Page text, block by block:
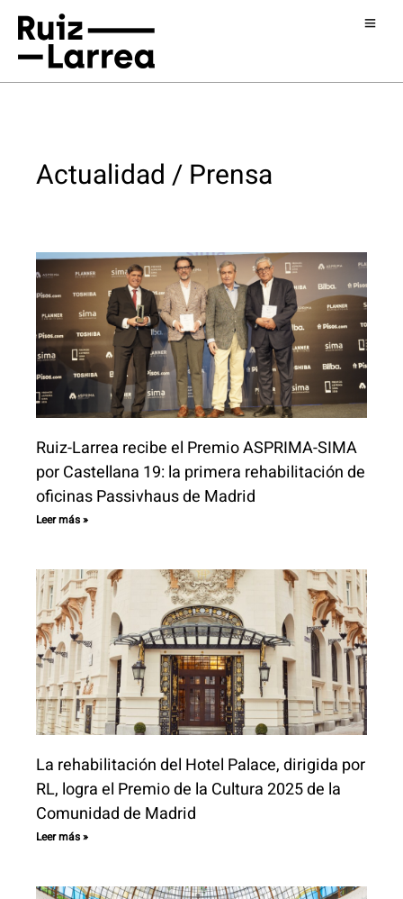
Actualidad / Prensa
Ruiz-Larrea recibe el Premio ASPRIMA-SIMA
por Castellana 19: la primera rehabilitación de
oficinas Passivhaus de Madrid
Leer más »
La rehabilitación del Hotel Palace, dirigida por
RL, logra el Premio de la Cultura 2025 de la
Comunidad de Madrid
Leer más »